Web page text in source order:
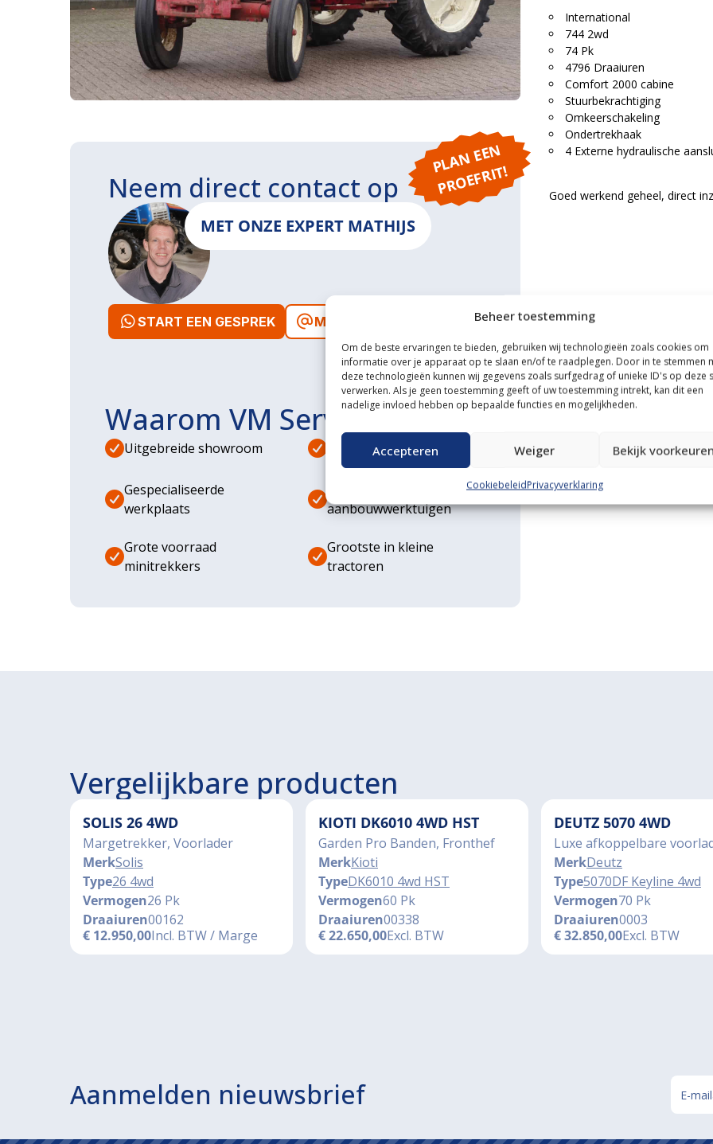
Beheer toestemming
Om de beste ervaringen te bieden, gebruiken wij technologieën zoals cookies om
informatie over je apparaat op te slaan en/of te raadplegen. Door in te stemmen
deze technologieën kunnen wij gegevens zoals surfgedrag of unieke ID's op deze
verwerken. Als je geen toestemming geeft of uw toestemming intrekt, kan dit een
nadelige invloed hebben op bepaalde functies en mogelijkheden.
Accepteren Weiger Bekijk
CookiebeleidPrivacyverklaring
International
744 2wd
74 Pk
4796 Draaiuren
Comfort 2000 cabine
Stuurbekrachtiging
Omkeerschakeling
Ondertrekhaak
4 Externe hydraulische
Goed werkend geheel, direct
P
L
A
N
E
E
N
P
R
O
E
F
RI
T!
Neem direct contact op
MET ONZE EXPERT MATHIJS
START EEN GESPREK MAIL ONS
Waarom VM Service
Uitgebreide showroom Eigen transportservice
Gespecialiseerde
werkplaats
aanbouwwerktuigen
Grote voorraad
minitrekkers
Grootste in kleine
tractoren
Vergelijkbare producten
SOLIS 26 4WD
Margetrekker, Voorlader
MerkSolis
Type26 4wd
Vermogen26 Pk
Draaiuren00162
€ 12.950,00Incl. BTW / Marge
KIOTI DK6010 4WD HST
Garden Pro Banden, Fronthef
MerkKioti
TypeDK6010 4wd HST
Vermogen60 Pk
Draaiuren00338
€22.650,00Excl. BTW
DEUTZ 5070 4WD
Luxe afkoppelbare
MerkDeutz
Type5070DF Keyline 4wd
Vermogen70 Pk
Draaiuren0003
€32.850,00Excl. BTW
Aanmelden nieuwsbrief